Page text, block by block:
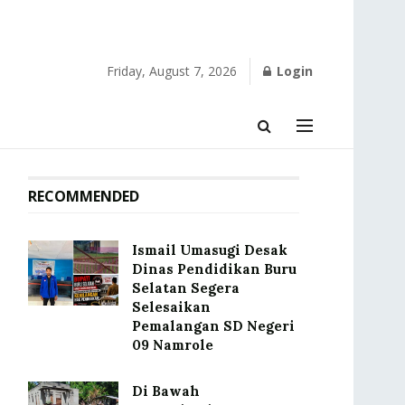
Friday, August 7, 2026 Login
RECOMMENDED
Ismail Umasugi Desak
Dinas Pendidikan Buru
Selatan Segera
Selesaikan
Pemalangan SD Negeri
09 Namrole
Di Bawah